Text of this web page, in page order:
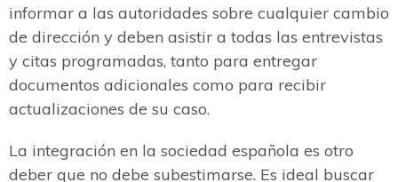
informar a las autoridades sobre cualquier cambio
de dirección y deben asistir a todas las entrevistas
y citas programadas, tanto para entregar
documentos adicionales como para recibir
actualizaciones de su caso.
La integración en la sociedad española es otro
deber que no debe subestimarse. Es ideal buscar